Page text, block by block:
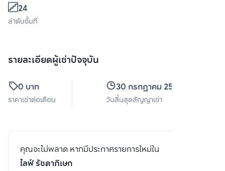
24
ลำดับชั้นที่
รายละเอียดผู้เช่าปัจจุบัน
0 บาท
ราคาเช่าต่อเดือน
30 กรกฎาคม 2568
วันสิ้นสุดสัญญาเช่า
คุณจะไม่พลาด หากมีประกาศรายการใหม่ใน
ไลฟ์ รัชดาภิเษก